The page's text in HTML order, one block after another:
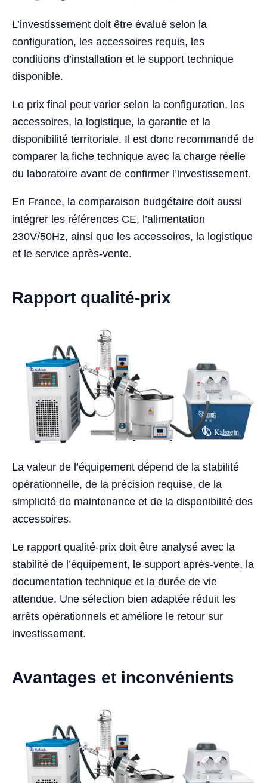
L’investissement doit être évalué selon la
configuration, les accessoires requis, les
conditions d’installation et le support technique
disponible.
Le prix final peut varier selon la configuration, les
accessoires, la logistique, la garantie et la
disponibilité territoriale. Il est donc recommandé de
comparer la fiche technique avec la charge réelle
du laboratoire avant de confirmer l’investissement.
En France, la comparaison budgétaire doit aussi
intégrer les références CE, l’alimentation
230V/50Hz, ainsi que les accessoires, la logistique
et le service après-vente.
Rapport qualité-prix
La valeur de l’équipement dépend de la stabilité
opérationnelle, de la précision requise, de la
simplicité de maintenance et de la disponibilité des
accessoires.
Le rapport qualité-prix doit être analysé avec la
stabilité de l’équipement, le support après-vente, la
documentation technique et la durée de vie
attendue. Une sélection bien adaptée réduit les
arrêts opérationnels et améliore le retour sur
investissement.
Avantages et inconvénients